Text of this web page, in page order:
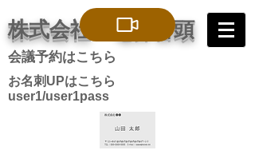
株式会社 電算番頭
会議予約はこちら
お名刺UPはこちら
user1/user1pass